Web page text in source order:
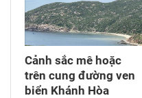
Cảnh sắc mê hoặc
trên cung đường ven
biển Khánh Hòa